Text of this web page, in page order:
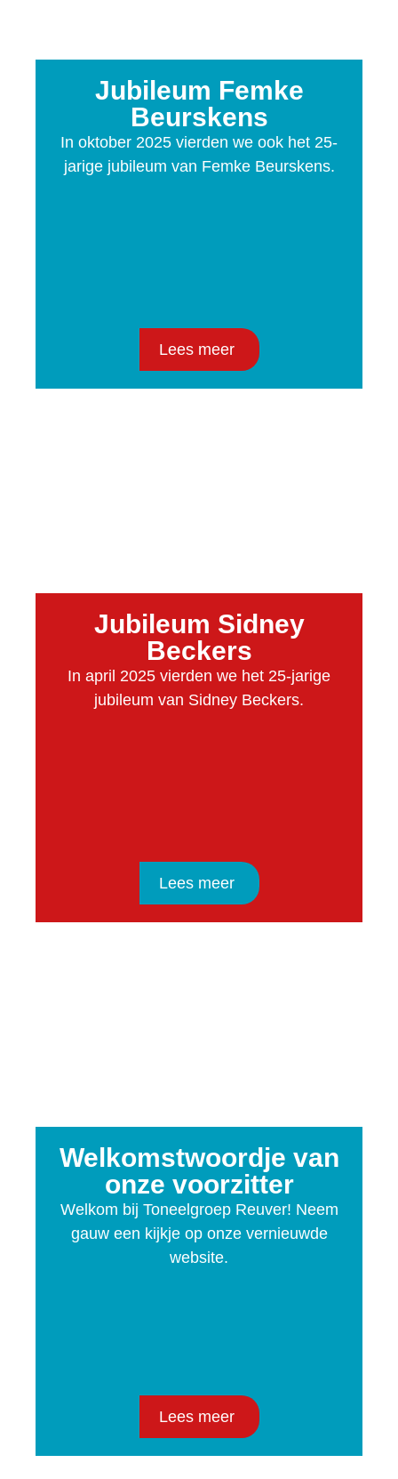
Jubileum Femke
Beurskens
In oktober 2025 vierden we ook het 25-
jarige jubileum van Femke Beurskens.
Lees meer
Jubileum Sidney
Beckers
In april 2025 vierden we het 25-jarige
jubileum van Sidney Beckers.
Lees meer
Welkomstwoordje van
onze voorzitter
Welkom bij Toneelgroep Reuver! Neem
gauw een kijkje op onze vernieuwde
website.
Lees meer